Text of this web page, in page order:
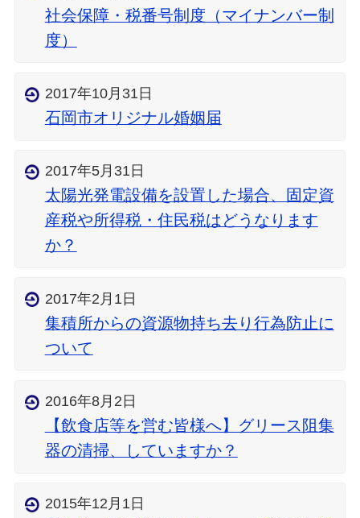
社会保障・税番号制度（マイナンバー制
度）
2017年10月31日
石岡市オリジナル婚姻届
2017年5月31日
太陽光発電設備を設置した場合、固定資
産税や所得税・住民税はどうなります
か？
2017年2月1日
集積所からの資源物持ち去り行為防止に
ついて
2016年8月2日
【飲食店等を営む皆様へ】グリース阻集
器の清掃、していますか？
2015年12月1日